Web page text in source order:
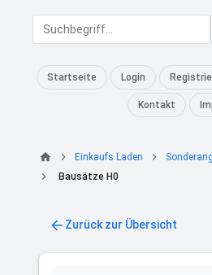
Startseite Login
Kontakt
Einkaufs Laden
Bausätze H0
Zurück zur Übersicht